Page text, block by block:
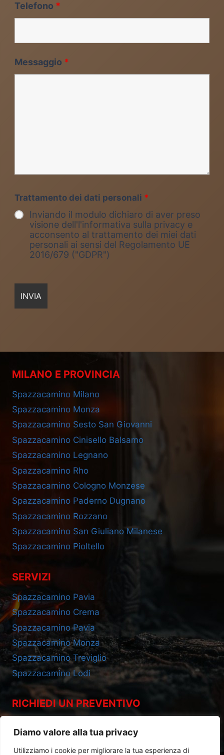
Diamo valore alla tua privacy
Utilizziamo i cookie per migliorare la tua esperienza di
Telefono *
Messaggio *
Trattamento dei dati personali *
Inviando il modulo dichiaro di aver preso
visione dell'l'informativa sulla privacy e
acconsento al trattamento dei miei dati
personali ai sensi del Regolamento UE
2016/679 ("GDPR")
MILANO E PROVINCIA
Spazzacamino Milano
Spazzacamino Monza
Spazzacamino Sesto San Giovanni
Spazzacamino Cinisello Balsamo
Spazzacamino Legnano
Spazzacamino Rho
Spazzacamino Cologno Monzese
Spazzacamino Paderno Dugnano
Spazzacamino Rozzano
Spazzacamino San Giuliano Milanese
Spazzacamino Pioltello
SERVIZI
Spazzacamino Pavia
Spazzacamino Crema
Spazzacamino Pavia
Spazzacamino Monza
Spazzacamino Treviglio
Spazzacamino Lodi
RICHIEDI UN PREVENTIVO
Cell 393.2685695